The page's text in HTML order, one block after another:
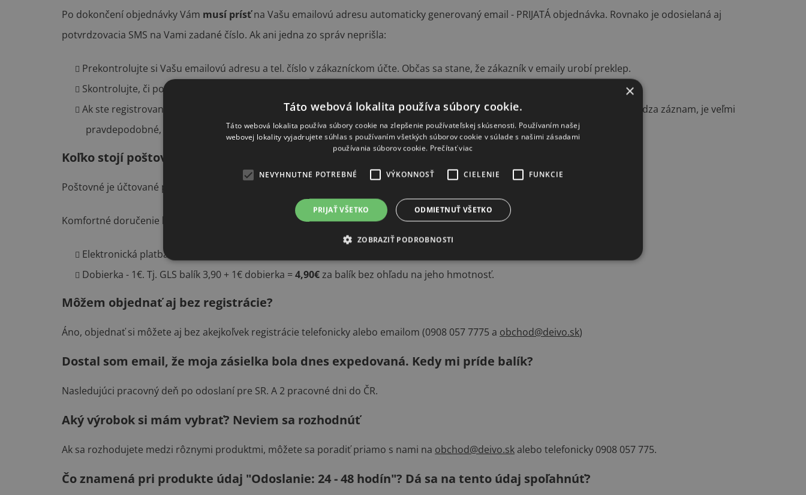
Po dokončení objednávky Vám musí prísťna Vašu emailovú adresu automaticky generovaný email - PRIJATÁ objednávka. Rovnako je odosielaná aj
potvrdzovacia SMS na Vami zadané číslo. Ak ani jedna zo správ neprišla:
Prekontrolujte si Vašu emailovú adresu a tel. číslo v zákazníckom účte. Občas sa stane, že zákazník v emaily urobí preklep.
Skontrolujte, či potvrdzujúci email nebol Vašim emailovým serverom zaradený medzi SPAM
Ak ste registrovaný zákazník, prihláste sa do svojho účtu. O vykonanej objednávke v ňom musí byť záznam. Ak sa tu nenachádza záznam, je veľmi
pravdepodobné, že ste objednávku nedokončili.
Koľko stojí poštovné?
Poštovné je účtované podľa spôsobu platby.
Komfortné doručenie kuriérom GLS
Elektronická platba -
Dobierka - 1€. Tj. GLS balík 3,90 + 1€ dobierka =4,90€za balík bez ohľadu na jeho hmotnosť.
Môžem objednať aj bez registrácie?
Áno, objednať si môžete aj bez akejkoľvek registrácie telefonicky alebo emailom (0908 057 7775 a obchod@deivo.sk)
Dostal som email, že moja zásielka bola dnes expedovaná. Kedy mi príde balík?
Nasledujúci pracovný deň po odoslaní pre SR. A 2 pracovné dni do ČR.
Aký výrobok si mám vybrať? Neviem sa rozhodnúť
Ak sa rozhodujete medzi rôznymi produktmi, môžete sa poradiť priamo s nami na obchod@deivo.skalebo telefonicky 0908 057 775.
Čo znamená pri produkte údaj "Odoslanie: 24 - 48 hodín"? Dá sa na tento údaj spoľahnúť?
×
Táto webová lokalita používa súbory cookie.
Táto webová lokalita používa súbory cookie na zlepšenie používateľskej skúsenosti. Používaním našej
webovej lokality vyjadrujete súhlas s používaním všetkých súborov cookie v súlade s našimi zásadami
používania súborov cookie. Prečítať viac
NEVYHNUTNE POTREBNÉ VÝKONNOSŤ CIELENIE FUNKCIE
PRIJAŤ VŠETKO ODMIETNUŤ VŠETKO
ZOBRAZIŤ PODROBNOSTI